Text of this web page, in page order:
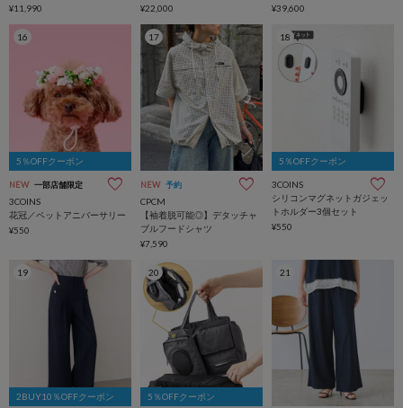
¥11,990
¥22,000
¥39,600
16
5％OFFクーポン
NEW 一部店舗限定
3COINS
花冠／ペットアニバーサリー
¥550
17
NEW 予約
CPCM
【袖着脱可能◎】デタッチャ
ブルフードシャツ
¥7,590
18
5％OFFクーポン
3COINS
シリコンマグネットガジェッ
トホルダー3個セット
¥550
19
2BUY10％OFFクーポン
20
5％OFFクーポン
21